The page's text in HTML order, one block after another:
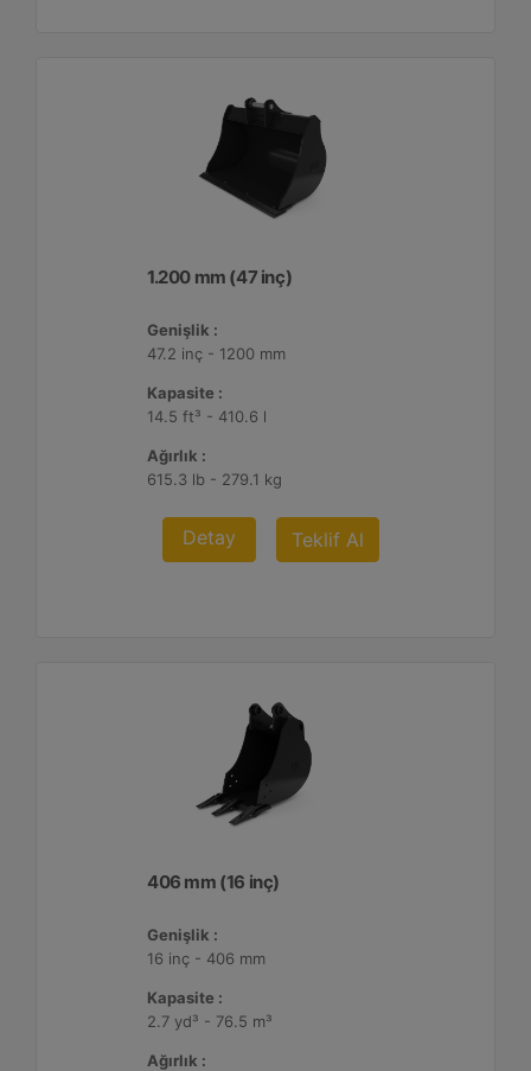
1.200 mm (47 inç)
Genişlik :
47.2 inç - 1200 mm
Kapasite :
14.5 ft³ - 410.6 l
Ağırlık :
615.3 lb - 279.1 kg
Detay Teklif Al
406 mm (16 inç)
Genişlik :
16 inç - 406 mm
Kapasite :
2.7 yd³ - 76.5 m³
Ağırlık :